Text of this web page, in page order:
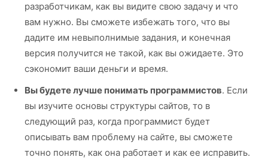
разработчикам, как вы видите свою задачу и что
вам нужно. Вы сможете избежать того, что вы
дадите им невыполнимые задания, и конечная
версия получится не такой, как вы ожидаете. Это
сэкономит ваши деньги и время.
Вы будете лучше понимать программистов. Если
вы изучите основы структуры сайтов, то в
следующий раз, когда программист будет
описывать вам проблему на сайте, вы сможете
точно понять, как она работает и как ее исправить.